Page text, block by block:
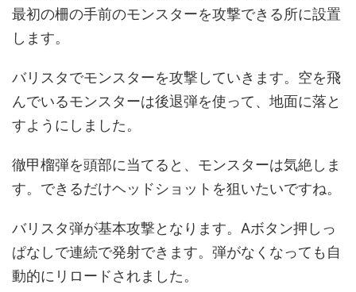
最初の柵の手前のモンスターを攻撃できる所に設置
します。
バリスタでモンスターを攻撃していきます。空を飛
んでいるモンスターは後退弾を使って、地面に落と
すようにしました。
徹甲榴弾を頭部に当てると、モンスターは気絶しま
す。できるだけヘッドショットを狙いたいですね。
バリスタ弾が基本攻撃となります。Aボタン押しっ
ぱなしで連続で発射できます。弾がなくなっても自
動的にリロードされました。